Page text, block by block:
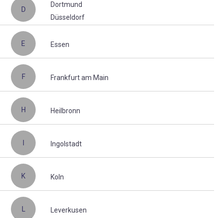
D
Dortmund
Düsseldorf
E Essen
F Frankfurt am Main
H Heilbronn
I Ingolstadt
K Koln
L Leverkusen